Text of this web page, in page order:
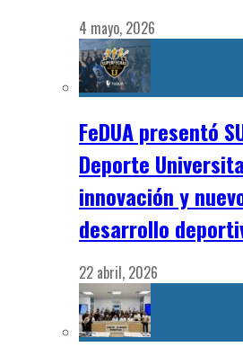
4 mayo, 2026
FeDUA presentó
Deporte
innovación y
desarrollo
22 abril, 2026